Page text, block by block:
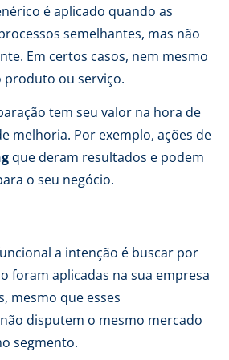
é aplicado quando as
semelhantes, mas não
Em certos casos, nem mesmo
produto ou serviço.
tem seu valor na hora de
melhoria. Por exemplo, ações de
que deram resultados e podem
o seu negócio.
a intenção é buscar por
foram aplicadas na sua empresa
mesmo que esses
disputem o mesmo mercado
segmento.